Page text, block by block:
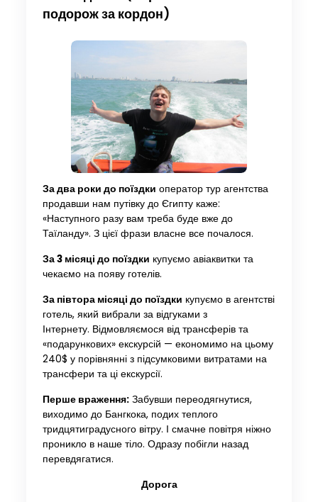
подорож за кордон)
За два роки до поїздки оператор тур агентства
продавши нам путівку до Єгипту каже:
«Наступного разу вам треба буде вже до
Таїланду». З цієї фрази власне все почалося.
За 3 місяці до поїздки купуємо авіаквитки та
чекаємо на появу готелів.
За півтора місяці до поїздки купуємо в агентстві
готель, який вибрали за відгуками з
Інтернету. Відмовляємося від трансферів та
«подарункових» екскурсій — економимо на цьому
240$ у порівнянні з підсумковими витратами на
трансфери та ці екскурсії.
Перше враження:Забувши переодягнутися,
виходимо до Бангкока, подих теплого
тридцятиградусного вітру. І смачне повітря ніжно
проникло в наше тіло. Одразу побігли назад
перевдягатися.
Дорога